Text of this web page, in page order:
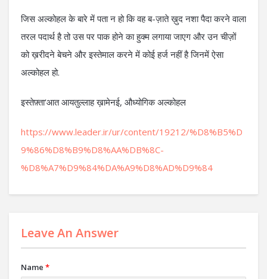
जिस अल्कोहल के बारे में पता न हो कि वह ब-ज़ाते ख़ुद नशा पैदा करने वाला
तरल पदार्थ है तो उस पर पाक होने का हुक्म लगाया जाएग और उन चीज़ों
को ख़रीदने बेचने और इस्तेमाल करने में कोई हर्ज नहीं है जिनमें ऐसा
अल्कोहल हो.
इस्तेफ़्ता’आत आयतुल्लाह ख़ामेनई, औध्योगिक अल्कोहल
https://www.leader.ir/ur/content/19212/%D8%B5%D
9%86%D8%B9%D8%AA%DB%8C-
%D8%A7%D9%84%DA%A9%D8%AD%D9%84
Leave An Answer
Name *